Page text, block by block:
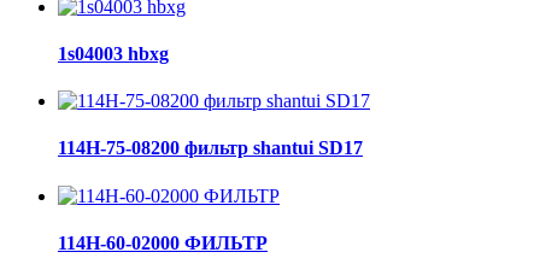
1s04003 hbxg
114H-75-08200 фильтр shantui SD17
114H-60-02000 ФИЛЬТР